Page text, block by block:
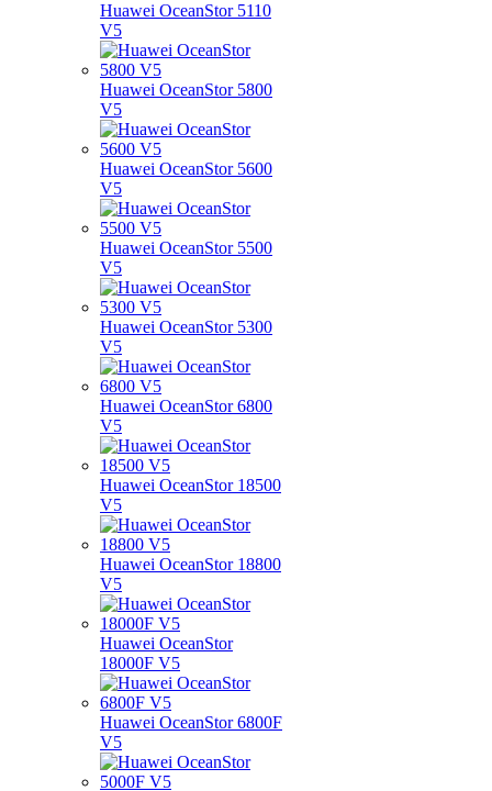
Huawei OceanStor 5110
V5
Huawei OceanStor 5800
V5
Huawei OceanStor 5600
V5
Huawei OceanStor 5500
V5
Huawei OceanStor 5300
V5
Huawei OceanStor 6800
V5
Huawei OceanStor 18500
V5
Huawei OceanStor 18800
V5
Huawei OceanStor
18000F V5
Huawei OceanStor 6800F
V5